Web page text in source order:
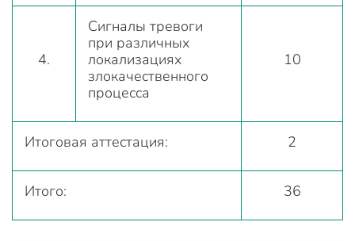
4.
Сигналы тревоги
при различных
локализациях
злокачественного
процесса
10
Итоговая аттестация: 2
Итого: 36